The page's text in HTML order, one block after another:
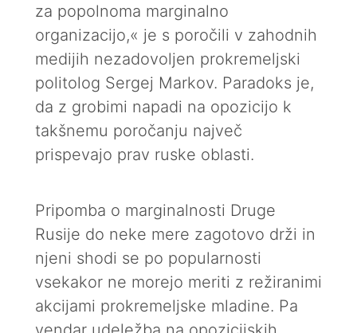
za popolnoma marginalno
organizacijo,« je s poročili v zahodnih
medijih nezadovoljen prokremeljski
politolog Sergej Markov. Paradoks je,
da z grobimi napadi na opozicijo k
takšnemu poročanju največ
prispevajo prav ruske oblasti.
Pripomba o marginalnosti Druge
Rusije do neke mere zagotovo drži in
njeni shodi se po popularnosti
vsekakor ne morejo meriti z režiranimi
akcijami prokremeljske mladine. Pa